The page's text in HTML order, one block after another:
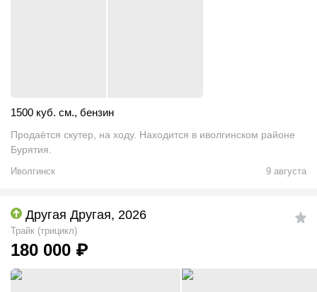
1500 куб. см., бензин
Продаётся скутер, на ходу. Находится в иволгинском районе
Бурятия.
Иволгинск 9 августа
Другая Другая, 2026
Трайк (трицикл)
180 000 ₽